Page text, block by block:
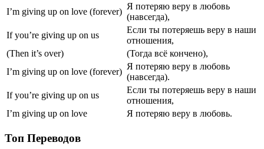
I’m giving up on love (forever)
Я потеряю веру в любовь
(навсегда),
If you’re giving up on us
Если ты потеряешь веру в наши
отношения,
(Then it’s over)
(Тогда всё кончено),
I’m giving up on love (forever)
Я потеряю веру в любовь
(навсегда).
If you’re giving up on us
Если ты потеряешь веру в наши
отношения,
I’m giving up on love
Я потеряю веру в любовь.
Топ Переводов